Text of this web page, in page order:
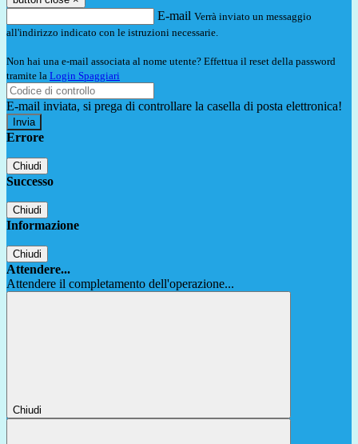
E-mail Verrà inviato un messaggio
all'indirizzo indicato con le istruzioni necessarie.
Non hai una e-mail associata al nome utente? Effettua il reset della password
tramite la Login Spaggiari
E-mail inviata, si prega di controllare la casella di posta elettronica!
Errore
Chiudi
Successo
Chiudi
Informazione
Chiudi
Attendere...
Attendere il completamento dell'operazione...
Chiudi